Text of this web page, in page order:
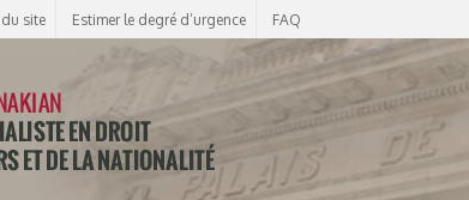
site Estimer le degré d’urgence FAQ